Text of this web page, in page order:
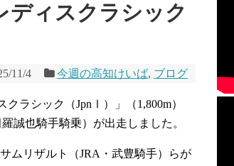
ディスクラシック
11/4 今週の高知けいば, ブログ
ラシック（JpnⅠ）」（1,800m）
誠也騎手騎乗）が出走しました。
ムリザルト（JRA・武豊騎手）らが